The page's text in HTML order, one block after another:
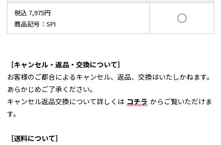
税込 7,975円
商品記号：SPI
○
［キャンセル・返品・交換について］
お客様のご都合によるキャンセル、返品、交換はいたしかねます。
あらかじめご了承ください。
キャンセル返品交換について詳しくは コチラ からご覧いただけま
す。
［送料について］